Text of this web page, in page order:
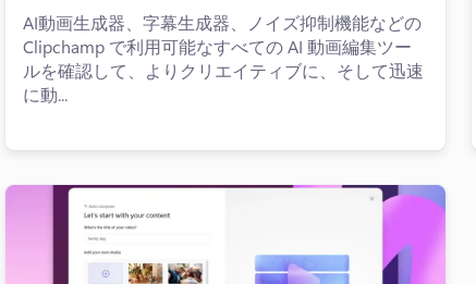
AI動画生成器、字幕生成器、ノイズ抑制機能などの
Clipchamp で利用可能なすべての AI 動画編集ツー
ルを確認して、よりクリエイティブに、そして迅速
に動...